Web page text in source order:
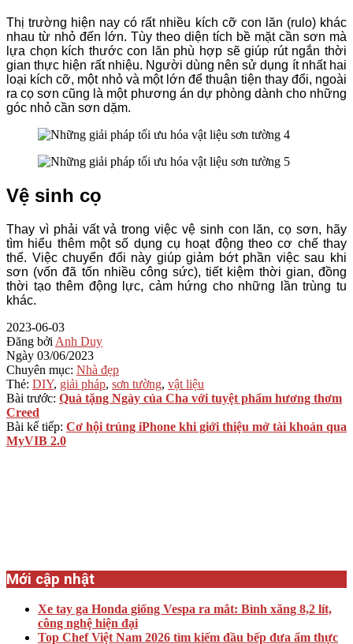
Thị trường hiện nay có rất nhiều kích cỡ con lăn (rulo) khác
nhau từ nhỏ đến lớn. Tùy theo diện tích bề mặt cần sơn mà
lựa chọn kích thước con lăn phù hợp sẽ giúp rút ngắn thời
gian thực hiện rất nhiệu. Người dùng nên sử dụng ít nhất hai
loại kích cỡ, một nhỏ và một lớn để thuận tiện thay đổi, ngoài
ra cọ sơn cũng là một phương án dự phòng dành cho những
góc nhỏ cần sơn dặm.
Vệ sinh cọ
Thay vì phải vất vả trong việc vệ sinh con lăn, cọ sơn, hãy
tìm hiểu thêm một số dụng cụ hoạt động theo cơ chế thay
thế. Việc chuyển đổi này giúp giảm bớt phần việc sau khi
sơn (vốn đã tốn nhiều công sức), tiết kiệm thời gian, đồng
thời tạo thêm động lực, cảm hứng cho những lần trùng tu
khác.
2023-06-03
Đăng bởi Anh Duy
Ngày 03/06/2023
Chuyên mục: Nhà đẹp
Thẻ: DIY, giải pháp, sơn tường, vật liệu
Bài trước: Quà tặng Ngày của Cha với tuyệt phẩm hương thơm
Creed
Bài kế tiếp: Cơ hội trúng iPhone khi giới thiệu mở tài khoản qua
MyVIB 2.0
Mới cập nhật
Xe tay ga Honda giống Vespa ra mắt: Bình xăng 8,2 lít,
công nghệ hiện đại
Top Chef Việt Nam 2026 tìm kiếm đầu bếp đưa ẩm thực